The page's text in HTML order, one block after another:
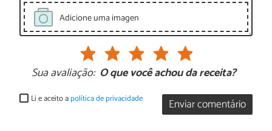
Adicione uma imagen
Sua avaliação: O que você achou da receita?
Enviar comentário
Li e aceito apolítica de privacidade